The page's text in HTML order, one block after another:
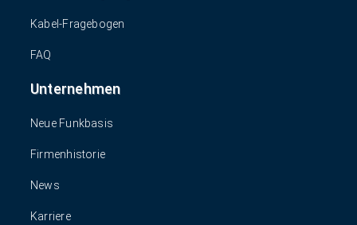
Kabel-Fragebogen
FAQ
Unternehmen
Neue Funkbasis
Firmenhistorie
News
Karriere